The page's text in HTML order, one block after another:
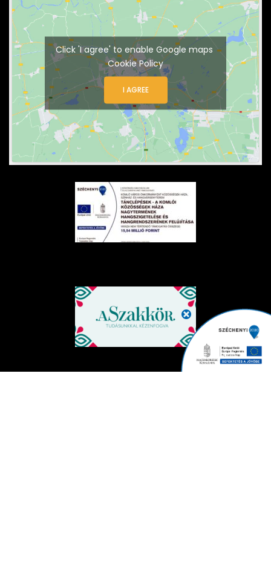
Click 'I agree' to enable Google maps
Cookie Policy
I AGREE